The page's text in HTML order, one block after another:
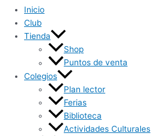
Inicio
Club
Tienda
Shop
Puntos de venta
Colegios
Plan lector
Ferias
Biblioteca
Actividades Culturales